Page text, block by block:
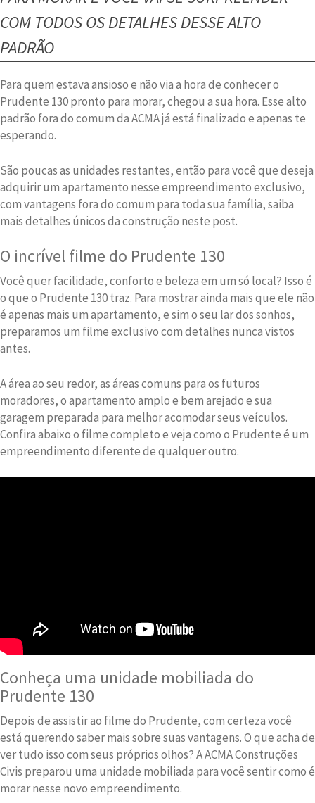
COM TODOS OS DETALHES DESSE ALTO
PADRÃO
Para quem estava ansioso e não via a hora de conhecer o
Prudente 130 pronto para morar, chegou a sua hora. Esse alto
padrão fora do comum da ACMA já está finalizado e apenas te
esperando.
São poucas as unidades restantes, então para você que deseja
adquirir um apartamento nesse empreendimento exclusivo,
com vantagens fora do comum para toda sua família, saiba
mais detalhes únicos da construção neste post.
O incrível filme do Prudente 130
Você quer facilidade, conforto e beleza em um só local? Isso é
o que o Prudente 130 traz. Para mostrar ainda mais que ele não
é apenas mais um apartamento, e sim o seu lar dos sonhos,
preparamos um filme exclusivo com detalhes nunca vistos
antes.
A área ao seu redor, as áreas comuns para os futuros
moradores, o apartamento amplo e bem arejado e sua
garagem preparada para melhor acomodar seus veículos.
Confira abaixo o filme completo e veja como o Prudente é um
empreendimento diferente de qualquer outro.
Conheça uma unidade mobiliada do
Prudente 130
Depois de assistir ao filme do Prudente, com certeza você
está querendo saber mais sobre suas vantagens. O que acha de
ver tudo isso com seus próprios olhos? A ACMA Construções
Civis preparou uma unidade mobiliada para você sentir como é
morar nesse novo empreendimento.